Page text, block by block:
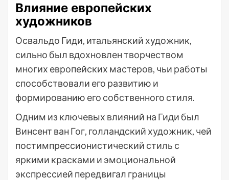
Влияние европейских
художников
Освальдо Гиди, итальянский художник,
сильно был вдохновлен творчеством
многих европейских мастеров, чьи работы
способствовали его развитию и
формированию его собственного стиля.
Одним из ключевых влияний на Гиди был
Винсент ван Гог, голландский художник, чей
постимпрессионистический стиль с
яркими красками и эмоциональной
экспрессией передвигал границы